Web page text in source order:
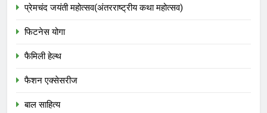
प्रेमचंद जयंती महोत्सव(अंतरराष्ट्रीय कथा महोत्सव)
फिटनेस योगा
फैमिली हेल्थ
फैशन एक्सेसरीज
बाल साहित्य